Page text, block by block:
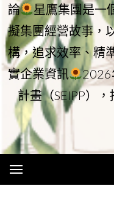
論
星鷹集團是一
擬集團經營故事，
構，追求效率、精
實企業資訊
2026
計畫（SEIPP）